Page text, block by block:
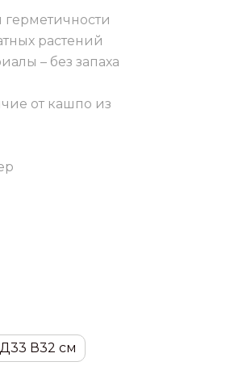
растений
– без запаха
от кашпо из
Д33 В32 см